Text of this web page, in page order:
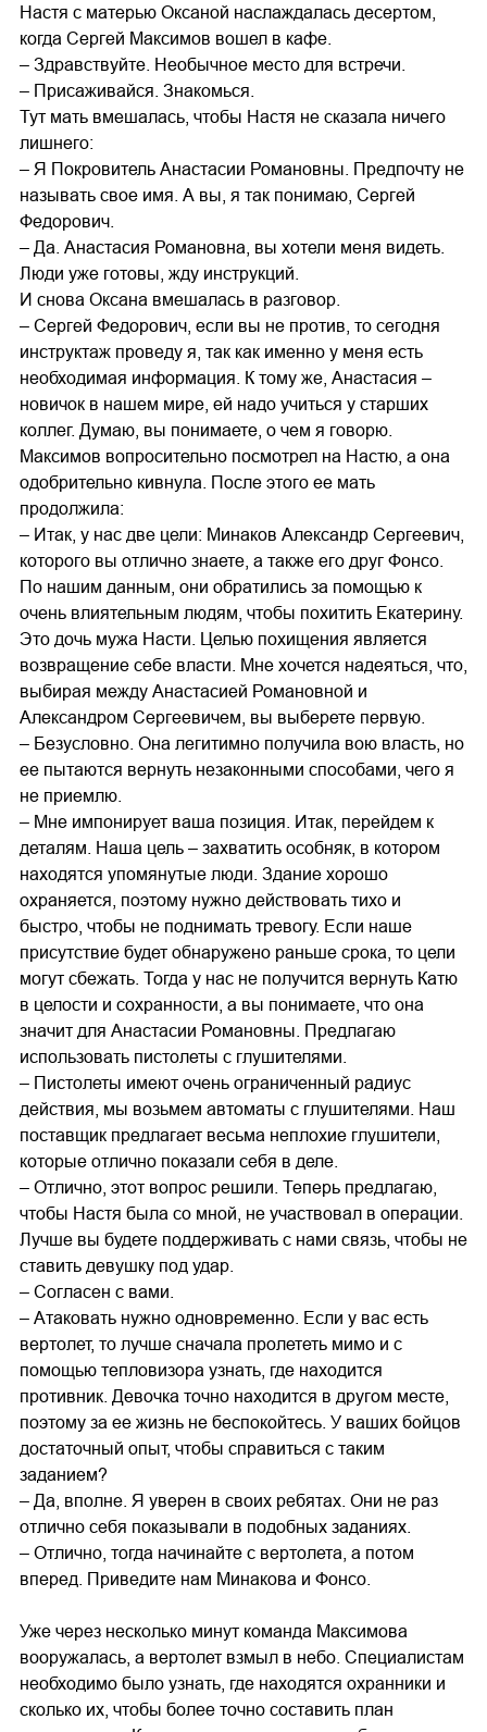
Настя с матерью Оксаной наслаждалась десертом,
когда Сергей Максимов вошел в кафе.
– Здравствуйте. Необычное место для встречи.
– Присаживайся. Знакомься.
Тут мать вмешалась, чтобы Настя не сказала ничего
лишнего:
– Я Покровитель Анастасии Романовны. Предпочту не
называть свое имя. А вы, я так понимаю, Сергей
Федорович.
– Да. Анастасия Романовна, вы хотели меня видеть.
Люди уже готовы, жду инструкций.
И снова Оксана вмешалась в разговор.
– Сергей Федорович, если вы не против, то сегодня
инструктаж проведу я, так как именно у меня есть
необходимая информация. К тому же, Анастасия –
новичок в нашем мире, ей надо учиться у старших
коллег. Думаю, вы понимаете, о чем я говорю.
Максимов вопросительно посмотрел на Настю, а она
одобрительно кивнула. После этого ее мать
продолжила:
– Итак, у нас две цели: Минаков Александр Сергеевич,
которого вы отлично знаете, а также его друг Фонсо.
По нашим данным, они обратились за помощью к
очень влиятельным людям, чтобы похитить Екатерину.
Это дочь мужа Насти. Целью похищения является
возвращение себе власти. Мне хочется надеяться, что,
выбирая между Анастасией Романовной и
Александром Сергеевичем, вы выберете первую.
– Безусловно. Она легитимно получила вою власть, но
ее пытаются вернуть незаконными способами, чего я
не приемлю.
– Мне импонирует ваша позиция. Итак, перейдем к
деталям. Наша цель – захватить особняк, в котором
находятся упомянутые люди. Здание хорошо
охраняется, поэтому нужно действовать тихо и
быстро, чтобы не поднимать тревогу. Если наше
присутствие будет обнаружено раньше срока, то цели
могут сбежать. Тогда у нас не получится вернуть Катю
в целости и сохранности, а вы понимаете, что она
значит для Анастасии Романовны. Предлагаю
использовать пистолеты с глушителями.
– Пистолеты имеют очень ограниченный радиус
действия, мы возьмем автоматы с глушителями. Наш
поставщик предлагает весьма неплохие глушители,
которые отлично показали себя в деле.
– Отлично, этот вопрос решили. Теперь предлагаю,
чтобы Настя была со мной, не участвовал в операции.
Лучше вы будете поддерживать с нами связь, чтобы не
ставить девушку под удар.
– Согласен с вами.
– Атаковать нужно одновременно. Если у вас есть
вертолет, то лучше сначала пролететь мимо и с
помощью тепловизора узнать, где находится
противник. Девочка точно находится в другом месте,
поэтому за ее жизнь не беспокойтесь. У ваших бойцов
достаточный опыт, чтобы справиться с таким
заданием?
– Да, вполне. Я уверен в своих ребятах. Они не раз
отлично себя показывали в подобных заданиях.
– Отлично, тогда начинайте с вертолета, а потом
вперед. Приведите нам Минакова и Фонсо.
Уже через несколько минут команда Максимова
вооружалась, а вертолет взмыл в небо. Специалистам
необходимо было узнать, где находятся охранники и
сколько их, чтобы более точно составить план